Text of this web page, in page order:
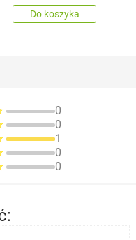
Do koszyka
0
0
1
0
0